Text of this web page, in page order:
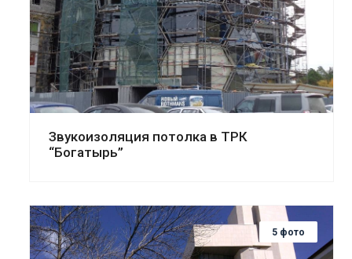
Смотреть проект
Звукоизоляция потолка в ТРК
“Богатырь”
5 фото